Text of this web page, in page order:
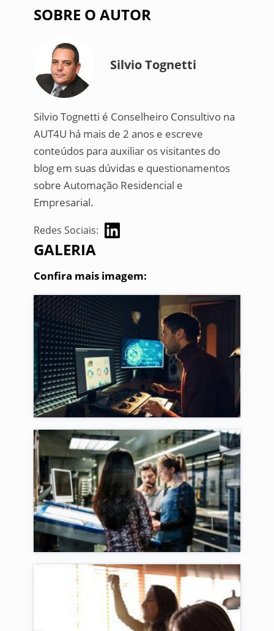
SOBRE O AUTOR
Silvio Tognetti
Silvio Tognetti é Conselheiro Consultivo na
AUT4U há mais de 2 anos e escreve
conteúdos para auxiliar os visitantes do
blog em suas dúvidas e questionamentos
sobre Automação Residencial e
Empresarial.
Redes Sociais:
GALERIA
Confira mais imagem: